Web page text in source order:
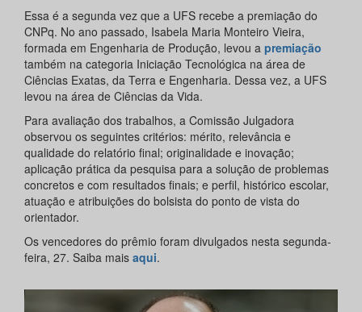
Essa é a segunda vez que a UFS recebe a premiação do
CNPq. No ano passado, Isabela Maria Monteiro Vieira,
formada em Engenharia de Produção, levou a premiação
também na categoria Iniciação Tecnológica na área de
Ciências Exatas, da Terra e Engenharia. Dessa vez, a UFS
levou na área de Ciências da Vida.
Para avaliação dos trabalhos, a Comissão Julgadora
observou os seguintes critérios: mérito, relevância e
qualidade do relatório final; originalidade e inovação;
aplicação prática da pesquisa para a solução de problemas
concretos e com resultados finais; e perfil, histórico escolar,
atuação e atribuições do bolsista do ponto de vista do
orientador.
Os vencedores do prêmio foram divulgados nesta segunda-
feira, 27. Saiba mais aqui.